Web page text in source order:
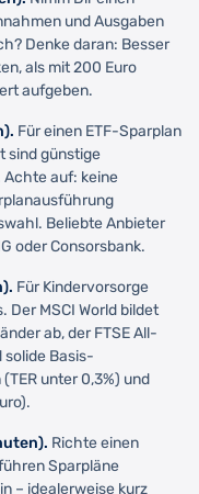
und Ausgaben
Denke daran: Besser
als mit 200 Euro
aufgeben.
Für einen ETF-Sparplan
sind günstige
Achte auf: keine
Beliebte Anbieter
oder Consorsbank.
Für Kindervorsorge
MSCI World bildet
ab, der FTSE All-
solide Basis-
unter 0,3%) und
Richte einen
Sparpläne
– idealerweise kurz